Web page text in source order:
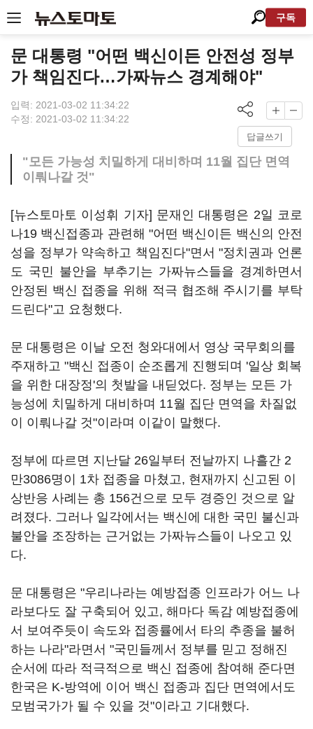
구독
문 대통령 "어떤 백신이든 안전성 정부
가 책임진다…가짜뉴스 경계해야"
입력: 2021-03-02 11:34:22
수정: 2021-03-02 11:34:22
답글쓰기
"모든 가능성 치밀하게 대비하며 11월 집단 면역
이뤄나갈 것"
[뉴스토마토 이성휘 기자] 문재인 대통령은 2일 코로
나19 백신접종과 관련해 "어떤 백신이든 백신의 안전
성을 정부가 약속하고 책임진다"면서 "정치권과 언론
도 국민 불안을 부추기는 가짜뉴스들을 경계하면서
안정된 백신 접종을 위해 적극 협조해 주시기를 부탁
드린다"고 요청했다.
문 대통령은 이날 오전 청와대에서 영상 국무회의를
주재하고 "백신 접종이 순조롭게 진행되며 '일상 회복
을 위한 대장정'의 첫발을 내딛었다. 정부는 모든 가
능성에 치밀하게 대비하며 11월 집단 면역을 차질없
이 이뤄나갈 것"이라며 이같이 말했다.
정부에 따르면 지난달 26일부터 전날까지 나흘간 2
만3086명이 1차 접종을 마쳤고, 현재까지 신고된 이
상반응 사례는 총 156건으로 모두 경증인 것으로 알
려졌다. 그러나 일각에서는 백신에 대한 국민 불신과
불안을 조장하는 근거없는 가짜뉴스들이 나오고 있
다.
문 대통령은 "우리나라는 예방접종 인프라가 어느 나
라보다도 잘 구축되어 있고, 해마다 독감 예방접종에
서 보여주듯이 속도와 접종률에서 타의 추종을 불허
하는 나라"라면서 "국민들께서 정부를 믿고 정해진
순서에 따라 적극적으로 백신 접종에 참여해 준다면
한국은 K-방역에 이어 백신 접종과 집단 면역에서도
모범국가가 될 수 있을 것"이라고 기대했다.